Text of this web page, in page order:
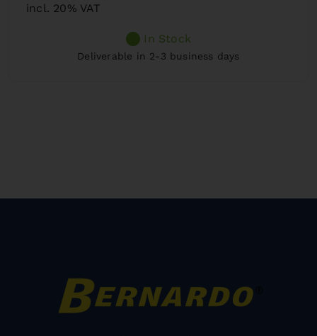
incl. 20% VAT
In Stock
Deliverable in 2-3 business days